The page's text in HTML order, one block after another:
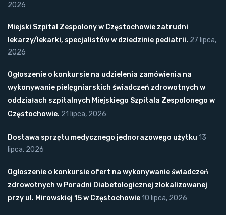
2026
Miejski Szpital Zespolony w Częstochowie zatrudni
lekarzy/lekarki, specjalistów w dziedzinie pediatrii. 27 lipca,
2026
Ogłoszenie o konkursie na udzielenia zamówienia na
wykonywanie pielęgniarskich świadczeń zdrowotnych w
oddziałach szpitalnych Miejskiego Szpitala Zespolonego w
Częstochowie. 21 lipca, 2026
Dostawa sprzętu medycznego jednorazowego użytku 13
lipca, 2026
Ogłoszenie o konkursie ofert na wykonywanie świadczeń
zdrowotnych w Poradni Diabetologicznej zlokalizowanej
przy ul. Mirowskiej 15 w Częstochowie10 lipca, 2026